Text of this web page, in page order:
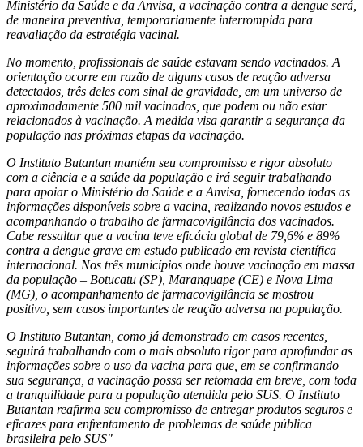
Ministério da Saúde e da Anvisa, a vacinação contra a dengue será,
de maneira preventiva, temporariamente interrompida para
reavaliação da estratégia vacinal.
No momento, profissionais de saúde estavam sendo vacinados. A
orientação ocorre em razão de alguns casos de reação adversa
detectados, três deles com sinal de gravidade, em um universo de
aproximadamente 500 mil vacinados, que podem ou não estar
relacionados à vacinação. A medida visa garantir a segurança da
população nas próximas etapas da vacinação.
O Instituto Butantan mantém seu compromisso e rigor absoluto
com a ciência e a saúde da população e irá seguir trabalhando
para apoiar o Ministério da Saúde e a Anvisa, fornecendo todas as
informações disponíveis sobre a vacina, realizando novos estudos e
acompanhando o trabalho de farmacovigilância dos vacinados.
Cabe ressaltar que a vacina teve eficácia global de 79,6% e 89%
contra a dengue grave em estudo publicado em revista científica
internacional. Nos três municípios onde houve vacinação em massa
da população – Botucatu (SP), Maranguape (CE) e Nova Lima
(MG), o acompanhamento de farmacovigilância se mostrou
positivo, sem casos importantes de reação adversa na população.
O Instituto Butantan, como já demonstrado em casos recentes,
seguirá trabalhando com o mais absoluto rigor para aprofundar as
informações sobre o uso da vacina para que, em se confirmando
sua segurança, a vacinação possa ser retomada em breve, com toda
a tranquilidade para a população atendida pelo SUS. O Instituto
Butantan reafirma seu compromisso de entregar produtos seguros e
eficazes para enfrentamento de problemas de saúde pública
brasileira pelo SUS"